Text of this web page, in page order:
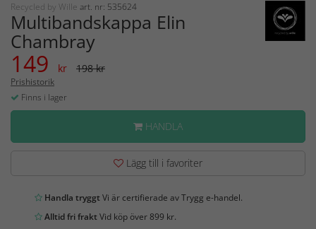
Recycled by Wille art. nr: 535624
Multibandskappa Elin
Chambray
149 kr 198 kr
Prishistorik
Finns i lager
HANDLA
Lägg till i favoriter
Handla tryggtVi är certifierade av Trygg e-handel.
Alltid fri fraktVid köp över 899 kr.